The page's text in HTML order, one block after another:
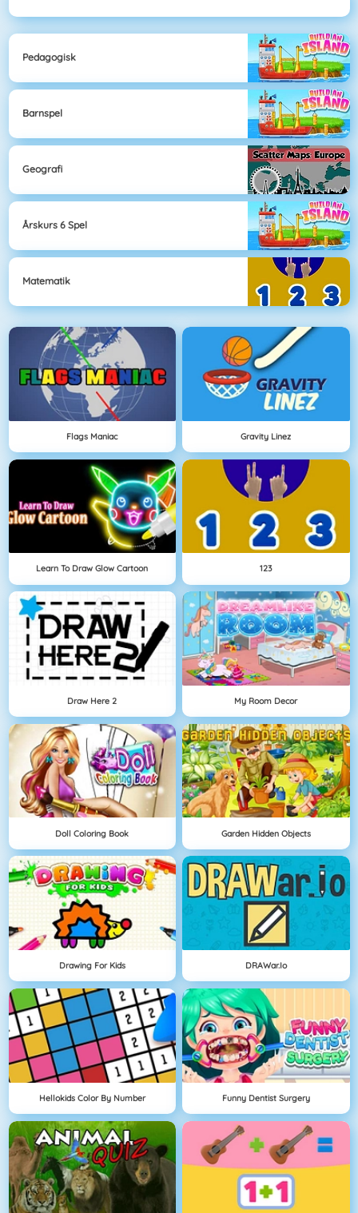
Pedagogisk
Barnspel
Geografi
Årskurs 6 Spel
Matematik
Flags Maniac Gravity Linez
Learn To Draw Glow Cartoon 123
Draw Here 2 My Room Decor
Doll Coloring Book Garden Hidden Objects
Drawing For Kids DRAWar.io
Hellokids Color By Number Funny Dentist Surgery